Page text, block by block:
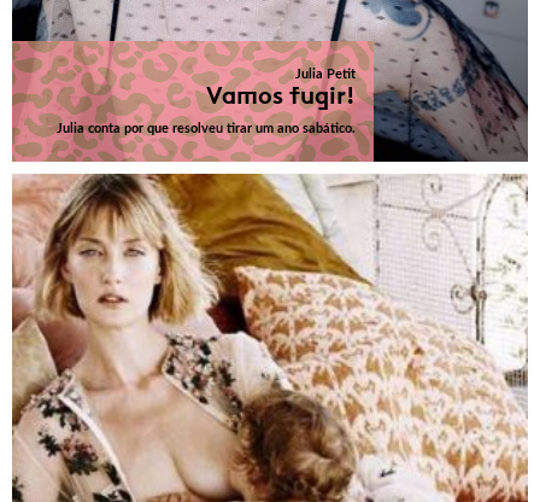
Julia Petit
Vamos fugir!
Julia conta por que resolveu tirar um ano sabático.